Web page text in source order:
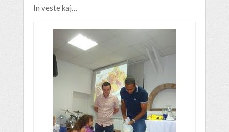
In veste kaj…